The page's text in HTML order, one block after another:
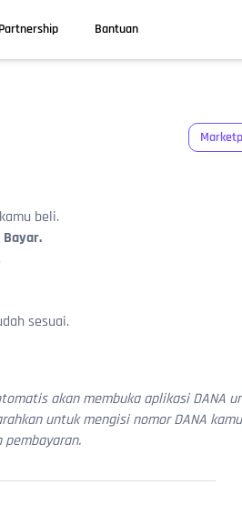
Partnership Bantuan
beli.
Bayar.
sesuai.
akan membuka aplikasi DANA
untuk mengisi nomor DANA
pembayaran.